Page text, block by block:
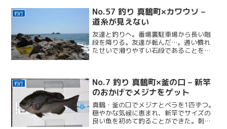
釣行
No.57 釣り 真鶴町×カワウソ –
道糸が見えない
友達と釣りへ。番場裏駐車場から長い階
段を降りる。友達が転んだ…。通い慣れ
たせいで滑りやすい石段であることをス
けじゃないと学ぶことが多かった釣り日
和。
釣行
No.7 釣り 真鶴町×釜の口 – 新竿
のおかげでメジナをゲット
真鶴・釜の口でメジナとベラを1匹ずつ。
穏やかな気候に恵まれ、新竿でサイズの
良い魚を初めて釣ることができた。刺身